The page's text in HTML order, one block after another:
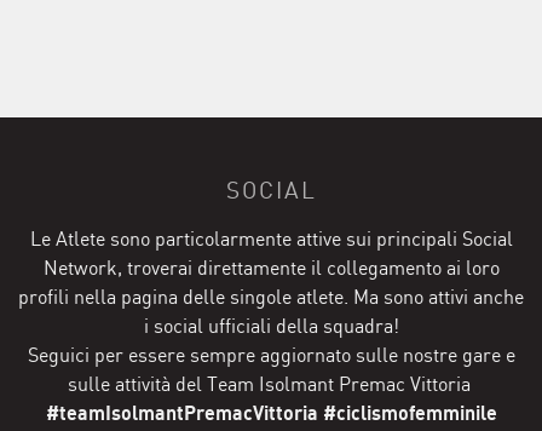
SOCIAL
Le Atlete sono particolarmente attive sui principali Social
Network, troverai direttamente il collegamento ai loro
profili nella pagina delle singole atlete. Ma sono attivi anche
i social ufficiali della squadra!
Seguici per essere sempre aggiornato sulle nostre gare e
sulle attività del Team Isolmant Premac Vittoria
#teamIsolmantPremacVittoria #ciclismofemminile